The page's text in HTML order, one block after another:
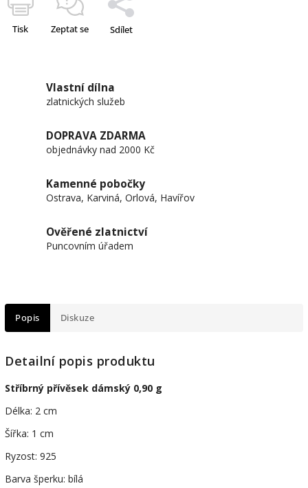
Tisk Zeptat se Sdílet
Vlastní dílna
zlatnických služeb
DOPRAVA ZDARMA
objednávky nad 2000 Kč
Kamenné pobočky
Ostrava, Karviná, Orlová, Havířov
Ověřené zlatnictví
Puncovním úřadem
Popis Diskuze
Detailní popis produktu
Stříbrný přívěsek dámský 0,90 g
Délka: 2 cm
Šířka: 1 cm
Ryzost: 925
Barva šperku: bílá